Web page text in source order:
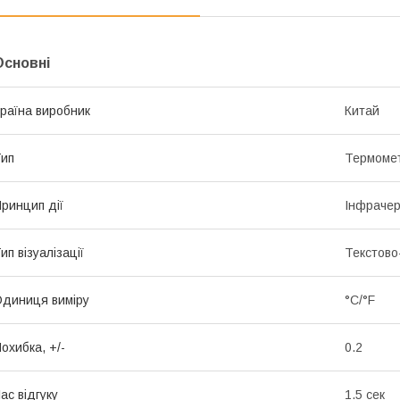
виробник Китай
дії
візуалізації
виміру °С/°F
+/- 0.2
відгуку 1.5 сек